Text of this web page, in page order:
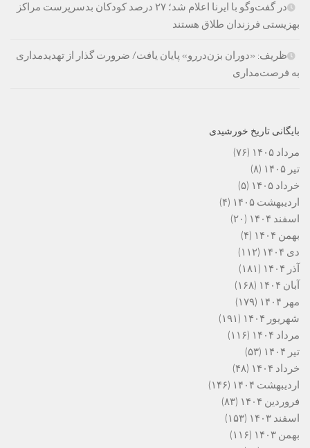
در گفت‌وگو با ایرنا اعلام شد؛ ۲۷ درصد کودکان بدسرپرست مراکز
بهزیستی فرزندان طلاق هستند
ظریف: «دوران بزن‌دررو» پایان یافت/ ضرورت گذار از تهدیدمداری
به فرصت‌مداری
بایگانی تاریخ خورشیدی
مرداد ۱۴۰۵
(۷۶)
تیر ۱۴۰۵
(۸)
خرداد ۱۴۰۵
(۵)
اردیبهشت ۱۴۰۵
(۴)
اسفند ۱۴۰۴
(۲۰)
بهمن ۱۴۰۴
(۴)
دی ۱۴۰۴
(۱۱۲)
آذر ۱۴۰۴
(۱۸۱)
آبان ۱۴۰۴
(۱۶۸)
مهر ۱۴۰۴
(۱۷۹)
شهریور ۱۴۰۴
(۱۹۱)
مرداد ۱۴۰۴
(۱۱۶)
تیر ۱۴۰۴
(۵۳)
خرداد ۱۴۰۴
(۴۸)
اردیبهشت ۱۴۰۴
(۱۴۶)
فروردین ۱۴۰۴
(۸۳)
اسفند ۱۴۰۳
(۱۵۳)
بهمن ۱۴۰۳
(۱۱۶)